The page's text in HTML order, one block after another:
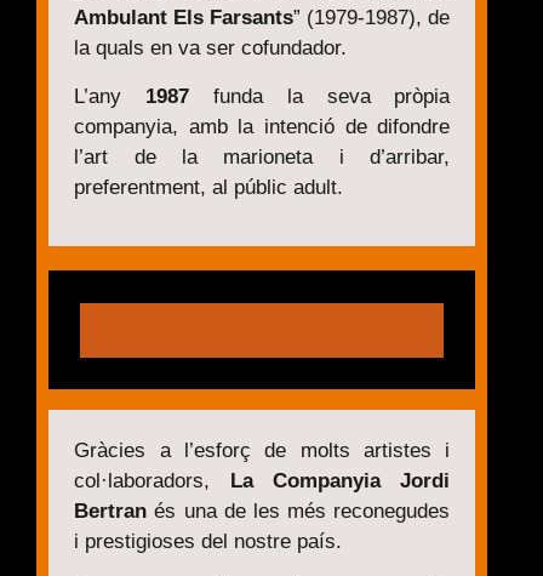
Ambulant Els Farsants” (1979-1987), de
la quals en va ser cofundador.
L’any 1987funda la seva pròpia
companyia, amb la intenció de difondre
l’art de la marioneta i d’arribar,
preferentment, al públic adult.
Gràcies a l’esforç de molts artistes i
col·laboradors,
La Companyia Jordi
Bertran és una de les més reconegudes
i prestigioses del nostre país.